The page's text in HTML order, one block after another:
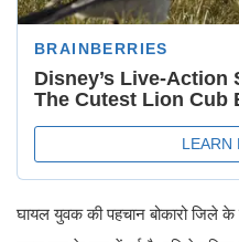
घायल युवक की पहचान बोकारो जिले के